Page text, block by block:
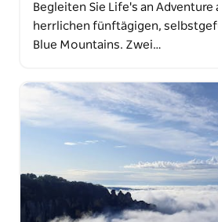
Begleiten Sie Life's an Adventure
herrlichen fünftägigen,
Blue Mountains. Zwei…